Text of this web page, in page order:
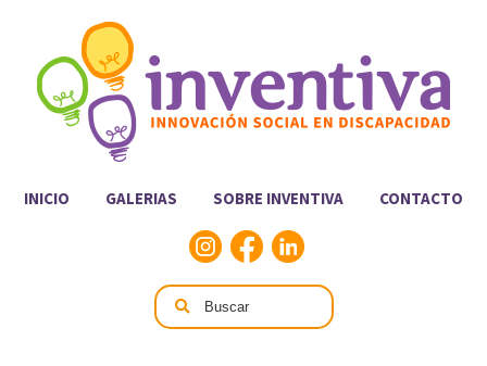
INICIO GALERIAS SOBRE INVENTIVA CONTACTO